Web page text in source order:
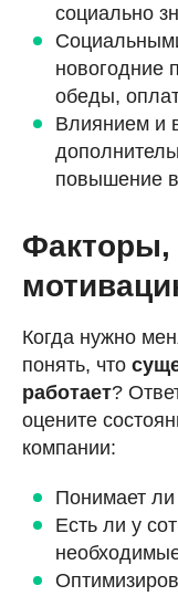
социально
новогодние
обеды,
Влиянием и
повышение
Когда нужно
понять, что
работает?
оцените
компании:
Понимает
Есть ли у